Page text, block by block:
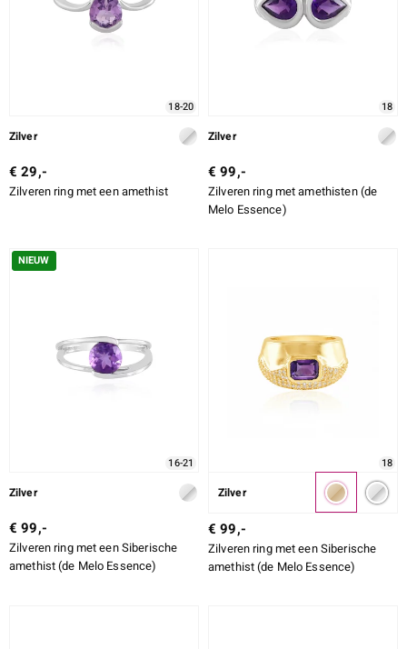
18-20
Zilver
€ 29,-
Zilveren ring met een amethist
18
Zilver
€ 99,-
Zilveren ring met amethisten (de
Melo Essence)
NIEUW
16-21
Zilver
€ 99,-
Zilveren ring met een Siberische
amethist (de Melo Essence)
18
Zilver
€ 99,-
Zilveren ring met een Siberische
amethist (de Melo Essence)